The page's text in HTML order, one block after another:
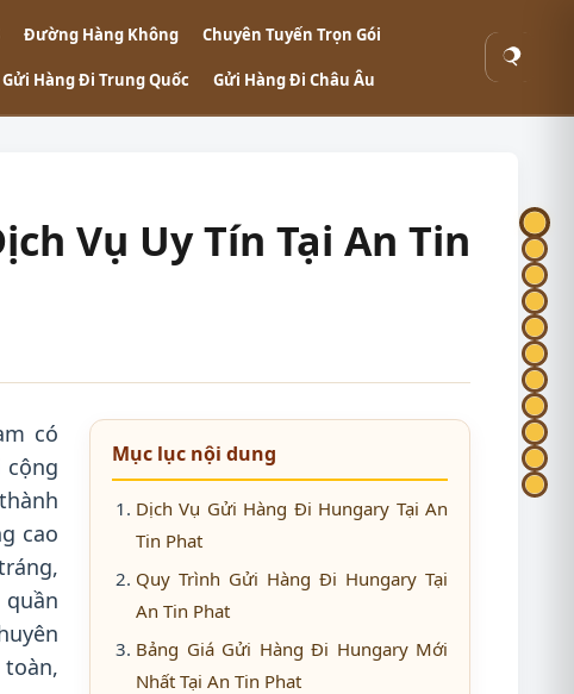
Đường Hàng Không Chuyên Tuyến Trọn Gói
Gửi Hàng Đi Trung Quốc Gửi Hàng Đi Châu Âu
Tìm
Vụ Uy Tín Tại An Tin
Mục lục nội dung
Dịch Vụ Gửi Hàng Đi Hungary Tại An
Tin Phat
Quy Trình Gửi Hàng Đi Hungary Tại
An Tin Phat
Bảng Giá Gửi Hàng Đi Hungary Mới
Nhất Tại An Tin Phat
có
cộng
cao